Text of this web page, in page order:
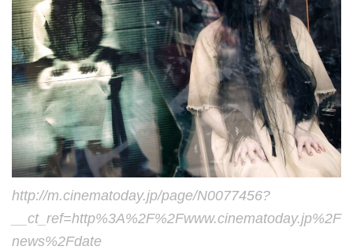
http://m.cinematoday.jp/page/N0077456?
__ct_ref=http%3A%2F%2Fwww.cinematoday.jp%2F
news%2Fdate